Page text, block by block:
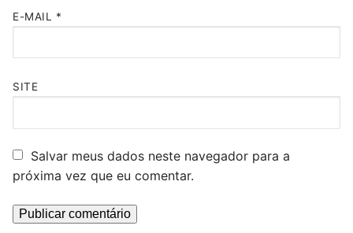
E-MAIL *
SITE
Salvar meus dados neste navegador para a
próxima vez que eu comentar.